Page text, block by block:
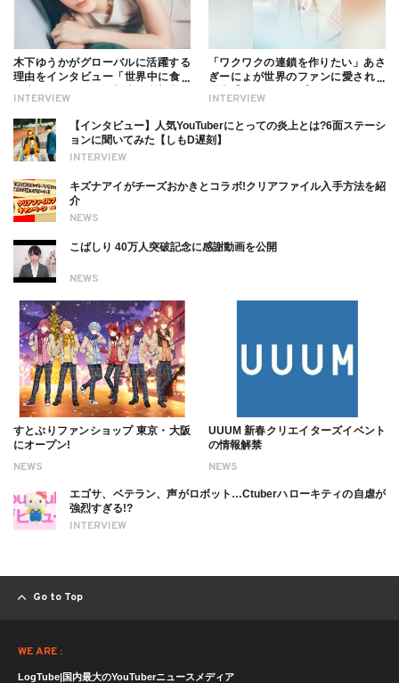
INTERVIEW
木下ゆうかがグローバルに活躍する
理由をインタビュー「世界中に食べ
ついても
INTERVIEW
「ワクワクの連鎖を作りたい」あさ
ぎーにょが世界のファンに愛される
INTERVIEW
【インタビュー】人気YouTuberにとっての炎上とは?6面ステーシ
ョンに聞いてみた【しもD遅刻】
NEWS
キズナアイがチーズおかきとコラボ!クリアファイル入手方法を紹
介
NEWS
こばしり 40万人突破記念に感謝動画を公開
NEWS
すとぷりファンショップ 東京・大阪
にオープン!
NEWS
UUUM 新春クリエイターズイベント
の情報解禁
INTERVIEW
エゴサ、ベテラン、声がロボット…Ctuberハローキティの自虐が
強烈すぎる!?
Go to Top
WE ARE :
LogTube|国内最大のYouTuberニュースメディア